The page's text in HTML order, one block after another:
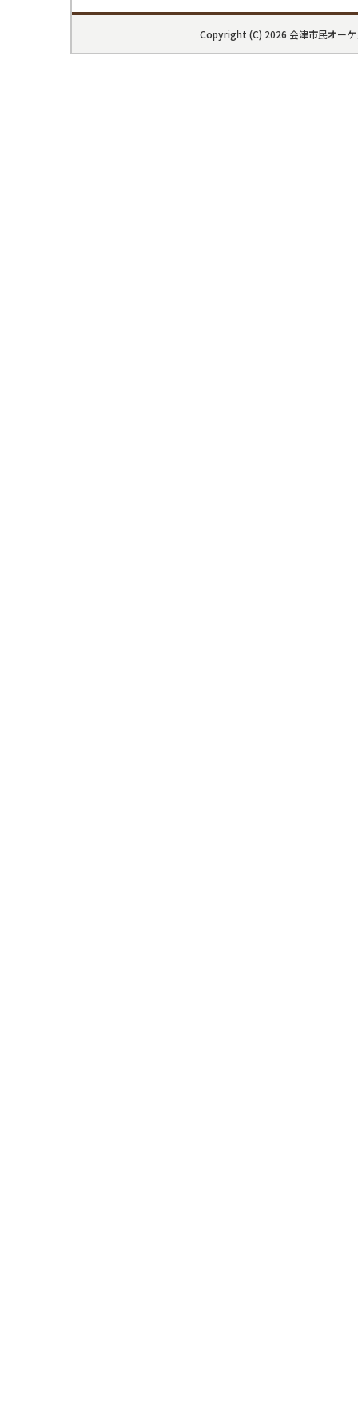
Copyright (C) 2026 会津市民オー